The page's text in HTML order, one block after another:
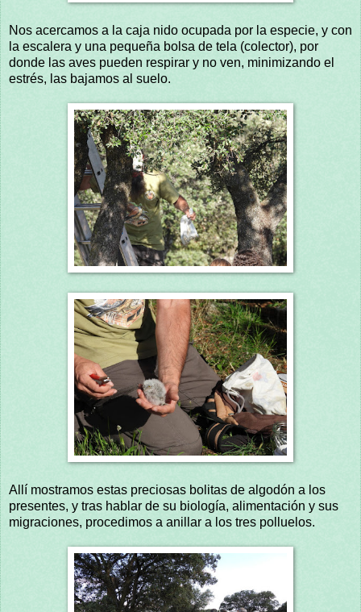
Nos acercamos a la caja nido ocupada por la especie, y con
la escalera y una pequeña bolsa de tela (colector), por
donde las aves pueden respirar y no ven, minimizando el
estrés, las bajamos al suelo.
Allí mostramos estas preciosas bolitas de algodón a los
presentes, y tras hablar de su biología, alimentación y sus
migraciones, procedimos a anillar a los tres polluelos.